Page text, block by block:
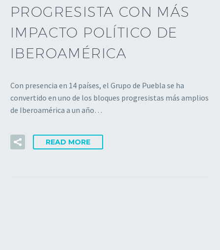
PROGRESISTA CON MÁS
IMPACTO POLÍTICO DE
IBEROAMÉRICA
Con presencia en 14 países, el Grupo de Puebla se ha
convertido en uno de los bloques progresistas más amplios
de Iberoamérica a un año…
READ MORE